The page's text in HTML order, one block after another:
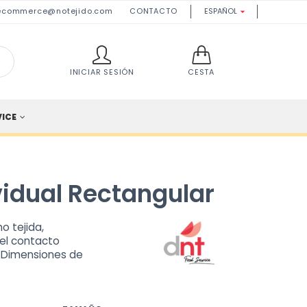
CONTACTO ESPAÑOL 
INICIAR SESIÓN CESTA
Rectangular
tejida,
contacto
de